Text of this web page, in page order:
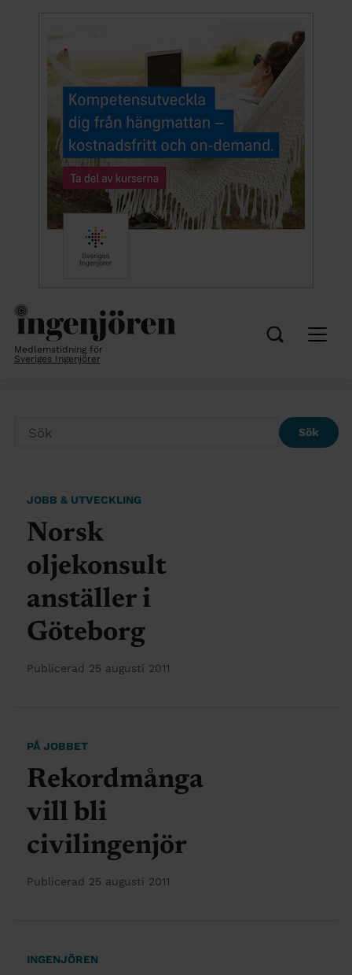
Medlemstidning för
Sveriges Ingenjörer
Sök
JOBB & UTVECKLING
Norsk
oljekonsult
anställer i
Göteborg
Publicerad 25 augusti 2011
PÅ JOBBET
Rekordmånga
vill bli
civilingenjör
Publicerad 25 augusti 2011
INGENJÖREN